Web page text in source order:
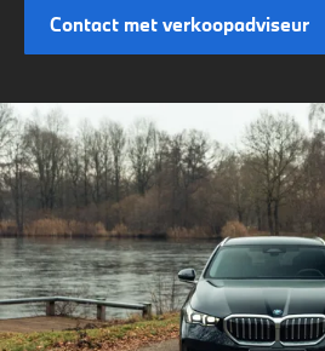
Contact met verkoopadviseur